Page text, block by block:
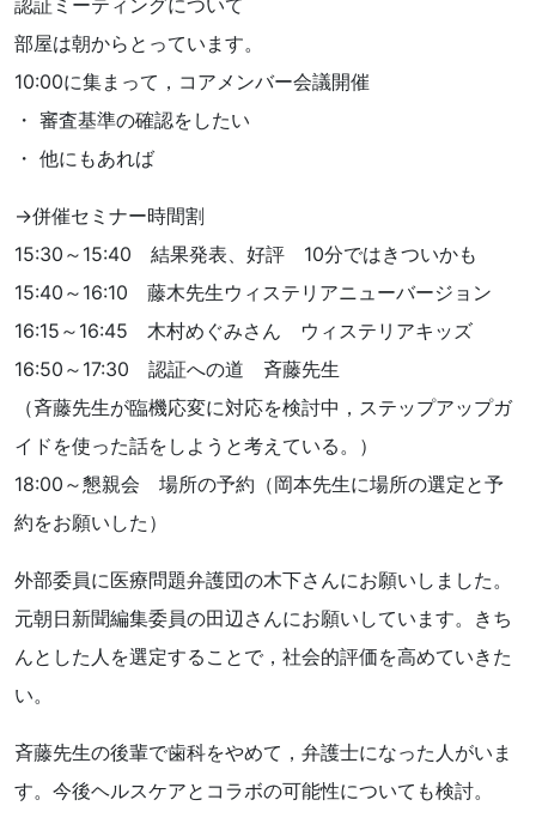
認証ミーティングについて
部屋は朝からとっています。
10:00に集まって，コアメンバー会議開催
・ 審査基準の確認をしたい
・ 他にもあれば
→併催セミナー時間割
15:30～15:40 結果発表、好評 10分ではきついかも
15:40～16:10 藤木先生ウィステリアニューバージョン
16:15～16:45 木村めぐみさん ウィステリアキッズ
16:50～17:30 認証への道 斉藤先生
（斉藤先生が臨機応変に対応を検討中，ステップアップガ
イドを使った話をしようと考えている。）
18:00～懇親会 場所の予約（岡本先生に場所の選定と予
約をお願いした）
外部委員に医療問題弁護団の木下さんにお願いしました。
元朝日新聞編集委員の田辺さんにお願いしています。きち
んとした人を選定することで，社会的評価を高めていきた
い。
斉藤先生の後輩で歯科をやめて，弁護士になった人がいま
す。今後ヘルスケアとコラボの可能性についても検討。